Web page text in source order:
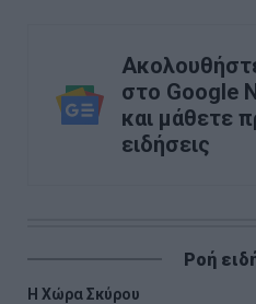
στο Google
και μάθετε
ειδήσεις
Ροή
Η Χώρα Σκύρου